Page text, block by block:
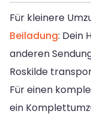
Für kleinere
Beiladung: Dein
anderen
Roskilde
Für einen
ein